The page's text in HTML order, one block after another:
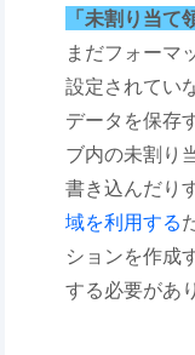
「未割り当て
まだフォーマ
設定されてい
データを保存
ブ内の未割り
書き込んだり
域を利用する
ションを作成
する必要があ